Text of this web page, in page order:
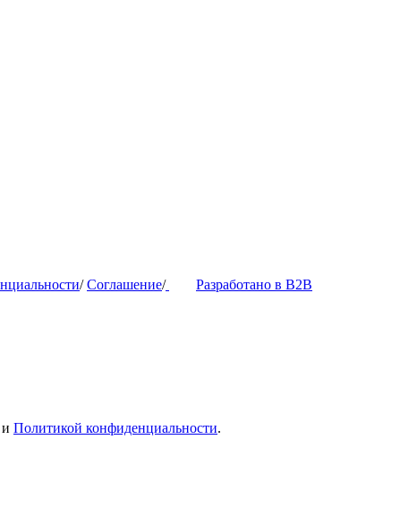
/ Соглашение/
Разработано в B2B
и Политикой конфиденциальности.